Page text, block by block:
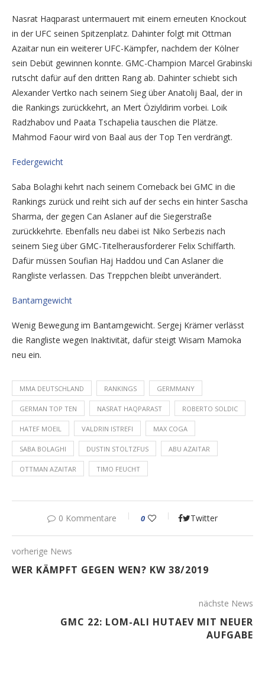
Nasrat Haqparast untermauert mit einem erneuten Knockout
in der UFC seinen Spitzenplatz. Dahinter folgt mit Ottman
Azaitar nun ein weiterer UFC-Kämpfer, nachdem der Kölner
sein Debüt gewinnen konnte. GMC-Champion Marcel Grabinski
rutscht dafür auf den dritten Rang ab. Dahinter schiebt sich
Alexander Vertko nach seinem Sieg über Anatolij Baal, der in
die Rankings zurückkehrt, an Mert Öziyldirim vorbei. Loik
Radzhabov und Paata Tschapelia tauschen die Plätze.
Mahmod Faour wird von Baal aus der Top Ten verdrängt.
Federgewicht
Saba Bolaghi kehrt nach seinem Comeback bei GMC in die
Rankings zurück und reiht sich auf der sechs ein hinter Sascha
Sharma, der gegen Can Aslaner auf die Siegerstraße
zurückkehrte. Ebenfalls neu dabei ist Niko Serbezis nach
seinem Sieg über GMC-Titelherausforderer Felix Schiffarth.
Dafür müssen Soufian Haj Haddou und Can Aslaner die
Rangliste verlassen. Das Treppchen bleibt unverändert.
Bantamgewicht
Wenig Bewegung im Bantamgewicht. Sergej Krämer verlässt
die Rangliste wegen Inaktivität, dafür steigt Wisam Mamoka
neu ein.
MMA DEUTSCHLAND RANKINGS GERMMANY
GERMAN TOP TEN NASRAT HAQPARAST ROBERTO SOLDIC
HATEF MOEIL VALDRIN ISTREFI MAX COGA
SABA BOLAGHI DUSTIN STOLTZFUS ABU AZAITAR
OTTMAN AZAITAR TIMO FEUCHT
0 Kommentare 0 Twitter
vorherige News
WER KÄMPFT GEGEN WEN? KW 38/2019
nächste News
GMC 22: LOM-ALI HUTAEV MIT NEUER
AUFGABE